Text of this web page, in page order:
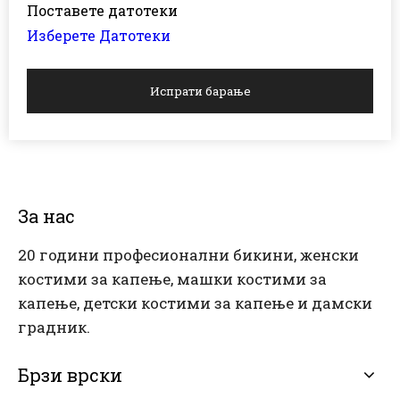
Поставете датотеки
Изберете Датотеки
Испрати барање
За нас
20 години професионални бикини, женски
костими за капење, машки костими за
капење, детски костими за капење и дамски
градник.
Брзи врски